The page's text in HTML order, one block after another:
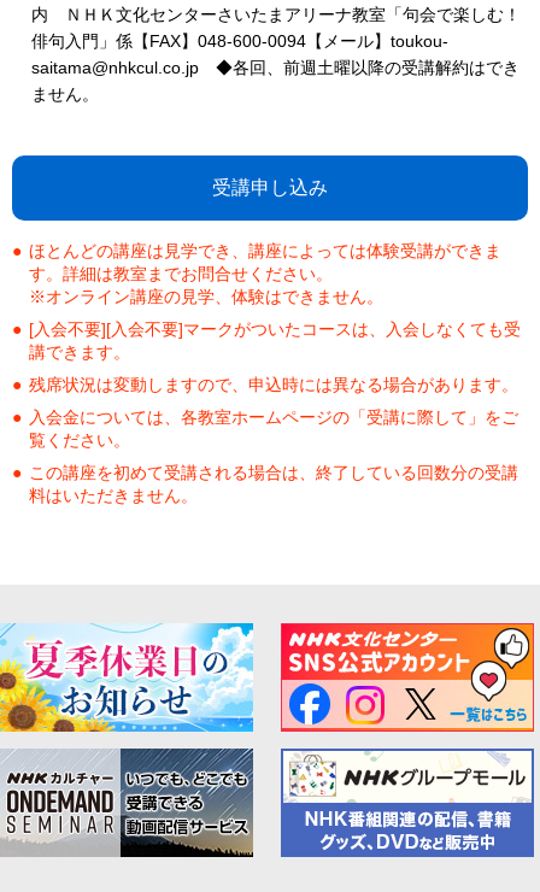
内 ＮＨＫ文化センターさいたまアリーナ教室「句会で楽しむ！
俳句入門」係【FAX】048-600-0094【メール】toukou-
saitama@nhkcul.co.jp ◆各回、前週土曜以降の受講解約はでき
ません。
受講申し込み
ほとんどの講座は見学でき、講座によっては体験受講ができま
す。詳細は教室までお問合せください。
※オンライン講座の見学、体験はできません。
[入会不要][入会不要]マークがついたコースは、入会しなくても受
講できます。
残席状況は変動しますので、申込時には異なる場合があります。
入会金については、各教室ホームページの「受講に際して」をご
覧ください。
この講座を初めて受講される場合は、終了している回数分の受講
料はいただきません。